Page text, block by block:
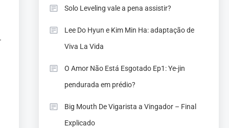
Solo Leveling vale a pena assistir?
Lee Do Hyun e Kim Min Ha: adaptação de
Viva La Vida
O Amor Não Está Esgotado Ep1: Ye-jin
pendurada em prédio?
Big Mouth De Vigarista a Vingador – Final
Explicado